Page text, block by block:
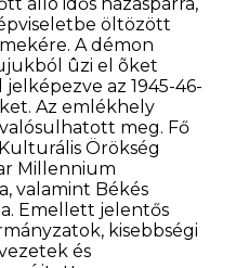
öltözött
A démon
ûzi el õket
az 1945-46-
Az emlékhely
meg. Fő
Örökség
Millennium
valamint Békés
Emellett jelentős
kisebbségi
és